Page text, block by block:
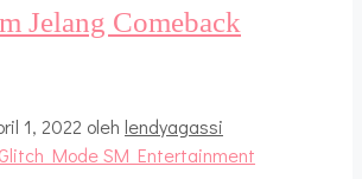
Jelang Comeback
1, 2022 oleh lendyagassi